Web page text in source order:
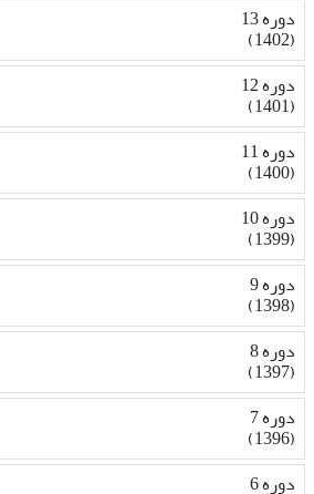
دوره 13
(1402)
دوره 12
(1401)
دوره 11
(1400)
دوره 10
(1399)
دوره 9
(1398)
دوره 8
(1397)
دوره 7
(1396)
دوره 6